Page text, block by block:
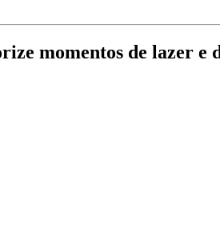
momentos de lazer e